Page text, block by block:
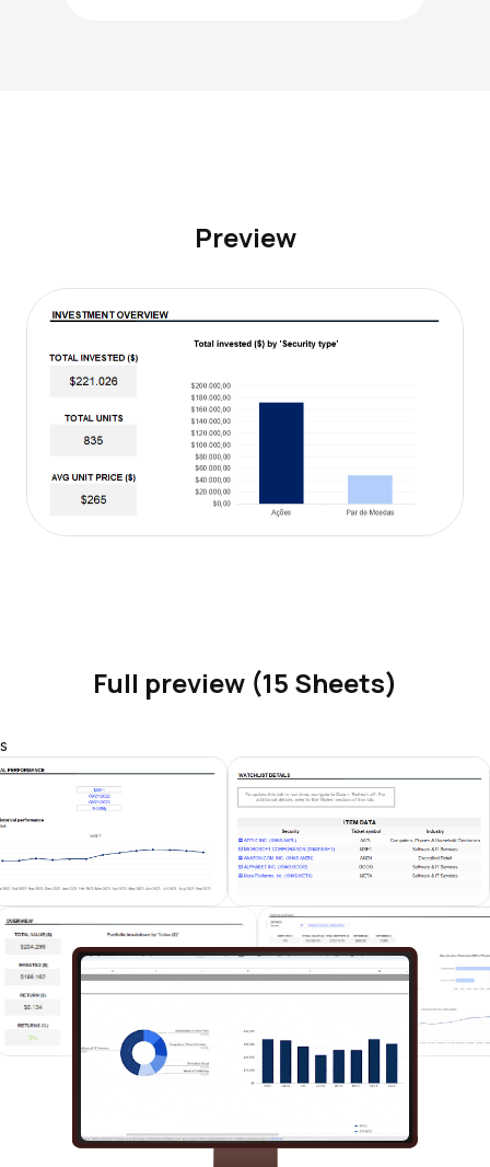
Preview
Full preview (15 Sheets)
s